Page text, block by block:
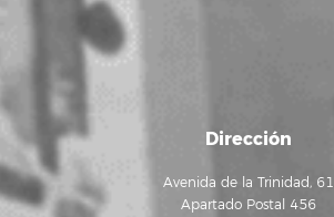
Dirección
Avenida de la Trinidad, 61
Apartado Postal 456